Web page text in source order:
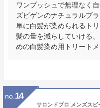
ワンプッシュで無理なく
ズビゲンのナチュラルブ
単に白髪が染められるト
髪の量を減らしていける
めの白髪染め用トリートメ
no. 14